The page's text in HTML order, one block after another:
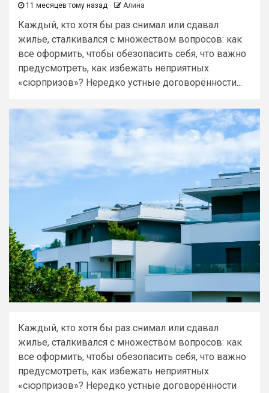
11 месяцев тому назад Алина
Каждый, кто хотя бы раз снимал или сдавал
жилье, сталкивался с множеством вопросов: как
все оформить, чтобы обезопасить себя, что важно
предусмотреть, как избежать неприятных
«сюрпризов»? Нередко устные договорённости...
Каждый, кто хотя бы раз снимал или сдавал
жилье, сталкивался с множеством вопросов: как
все оформить, чтобы обезопасить себя, что важно
предусмотреть, как избежать неприятных
«сюрпризов»? Нередко устные договорённости